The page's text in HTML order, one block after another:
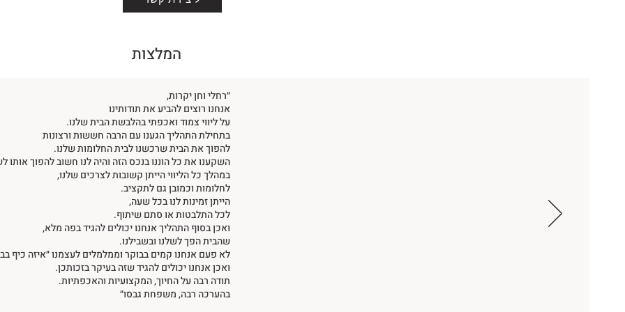
המלצות
״רחלי וחן יקרות,
אנחנו רוצים להביע את תודותינו
על ליווי צמוד ואכפתי בהלבשת הבית שלנו.
בתחילת התהליך הגענו עם הרבה חששות ורצונות
להפוך את הבית שרכשנו לבית החלומות שלנו.
השקענו את כל הוננו בנכס הזה והיה לנו חשוב להפוך אותו
במהלך כל הליווי הייתן קשובות לצרכים שלנו,
לחלומות וכמובן גם לתקציב.
הייתן זמינות לנו בכל שעה,
לכל התלבטות או סתם שיתוף.
ואכן בסוף התהליך אנחנו יכולים להגיד בפה מלא,
שהבית הפך לשלנו ובשבילנו.
לא פעם אנחנו קמים בבוקר וממלמלים לעצמנו ״איזה כיף
ואכן אנחנו יכולים להגיד שזה בעיקר בזכותכן.
תודה רבה על החיוך, המקצועיות והאכפתיות.
בהערכה רבה, משפחת גבסו״